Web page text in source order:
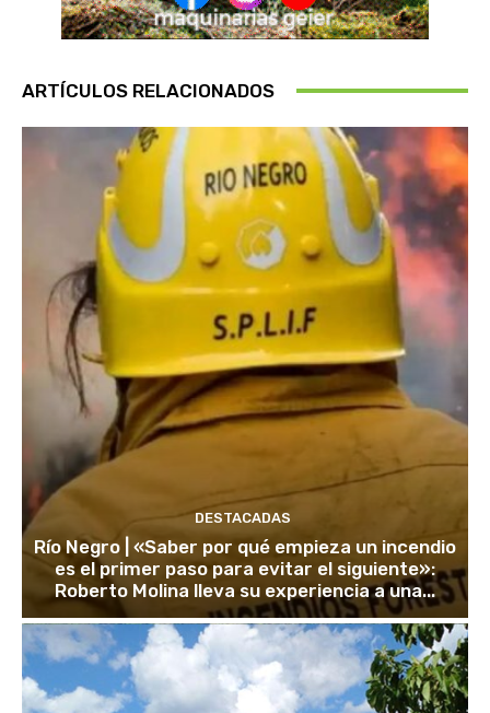
ARTÍCULOS RELACIONADOS
DESTACADAS
Río Negro | «Saber por qué empieza un incendio
es el primer paso para evitar el siguiente»:
Roberto Molina lleva su experiencia a una...